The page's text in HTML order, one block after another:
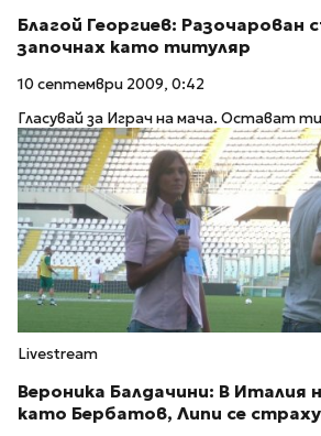
Благой Георгиев: Разочарован
започнах като титуляр
10 септември 2009, 0:42
Гласувай за Играч на мача. Остават
Livestream
Вероника Балдачини: В
като Бербатов, Липи се